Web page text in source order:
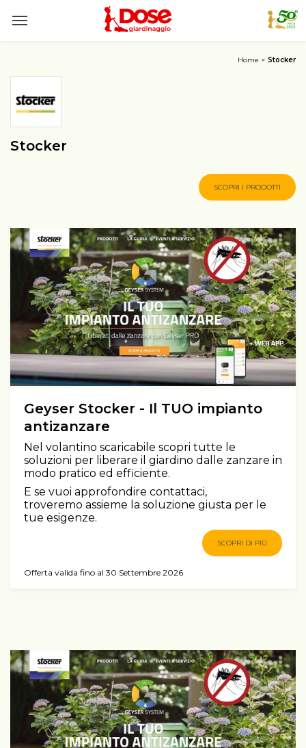
Home Stocker
Stocker
SCOPRI I PRODOTTI
Geyser Stocker - Il TUO impianto
antizanzare
Nel volantino scaricabile scopri tutte le
soluzioni per liberare il giardino dalle zanzare in
modo pratico ed efficiente.
E se vuoi approfondire contattaci,
troveremo assieme la soluzione giusta per le
tue esigenze.
SCOPRI DI PIÙ
Offerta valida fino al 30 Settembre 2026